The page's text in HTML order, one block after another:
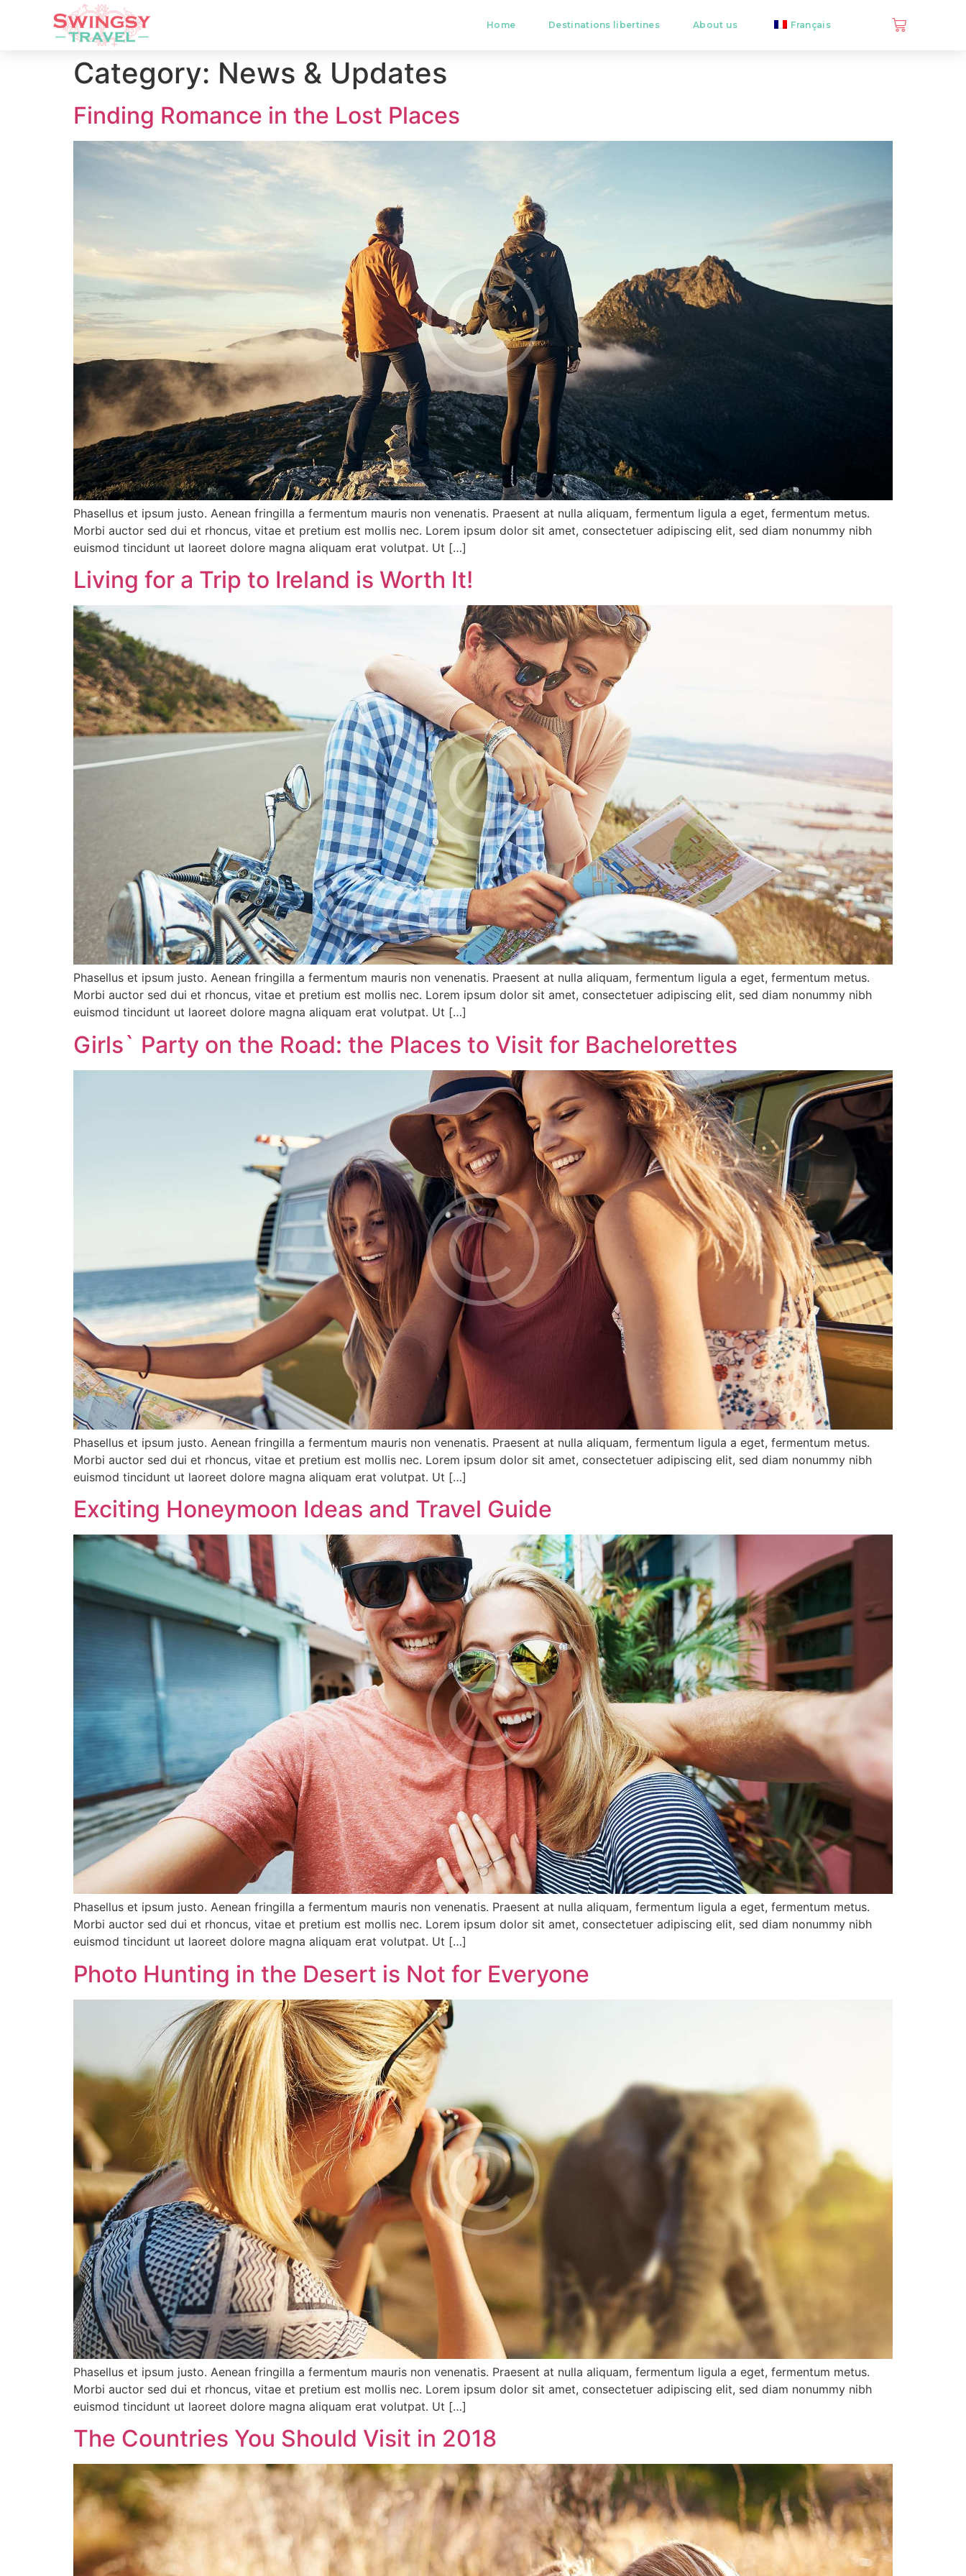
Home Destinations libertines About us Français
Category: News & Updates
Finding Romance in the Lost Places
Phasellus et ipsum justo. Aenean fringilla a fermentum mauris non venenatis. Praesent at nulla aliquam, fermentum ligula a eget, fermentum metus.
Morbi auctor sed dui et rhoncus, vitae et pretium est mollis nec. Lorem ipsum dolor sit amet, consectetuer adipiscing elit, sed diam nonummy nibh
euismod tincidunt ut laoreet dolore magna aliquam erat volutpat. Ut […]
Living for a Trip to Ireland is Worth It!
Phasellus et ipsum justo. Aenean fringilla a fermentum mauris non venenatis. Praesent at nulla aliquam, fermentum ligula a eget, fermentum metus.
Morbi auctor sed dui et rhoncus, vitae et pretium est mollis nec. Lorem ipsum dolor sit amet, consectetuer adipiscing elit, sed diam nonummy nibh
euismod tincidunt ut laoreet dolore magna aliquam erat volutpat. Ut […]
Girls` Party on the Road: the Places to Visit for Bachelorettes
Phasellus et ipsum justo. Aenean fringilla a fermentum mauris non venenatis. Praesent at nulla aliquam, fermentum ligula a eget, fermentum metus.
Morbi auctor sed dui et rhoncus, vitae et pretium est mollis nec. Lorem ipsum dolor sit amet, consectetuer adipiscing elit, sed diam nonummy nibh
euismod tincidunt ut laoreet dolore magna aliquam erat volutpat. Ut […]
Exciting Honeymoon Ideas and Travel Guide
Phasellus et ipsum justo. Aenean fringilla a fermentum mauris non venenatis. Praesent at nulla aliquam, fermentum ligula a eget, fermentum metus.
Morbi auctor sed dui et rhoncus, vitae et pretium est mollis nec. Lorem ipsum dolor sit amet, consectetuer adipiscing elit, sed diam nonummy nibh
euismod tincidunt ut laoreet dolore magna aliquam erat volutpat. Ut […]
Photo Hunting in the Desert is Not for Everyone
Phasellus et ipsum justo. Aenean fringilla a fermentum mauris non venenatis. Praesent at nulla aliquam, fermentum ligula a eget, fermentum metus.
Morbi auctor sed dui et rhoncus, vitae et pretium est mollis nec. Lorem ipsum dolor sit amet, consectetuer adipiscing elit, sed diam nonummy nibh
euismod tincidunt ut laoreet dolore magna aliquam erat volutpat. Ut […]
The Countries You Should Visit in 2018